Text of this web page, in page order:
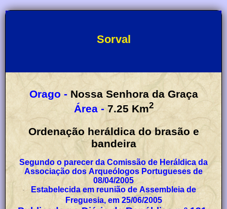
Sorval
Orago - Nossa Senhora da Graça
Área - 7.25 Km2
Ordenação heráldica do brasão e
bandeira
Segundo o parecer da Comissão de Heráldica da
Associação dos Arqueólogos Portugueses de
08/04/2005
Estabelecida em reunião de Assembleia de
Freguesia, em 25/06/2005